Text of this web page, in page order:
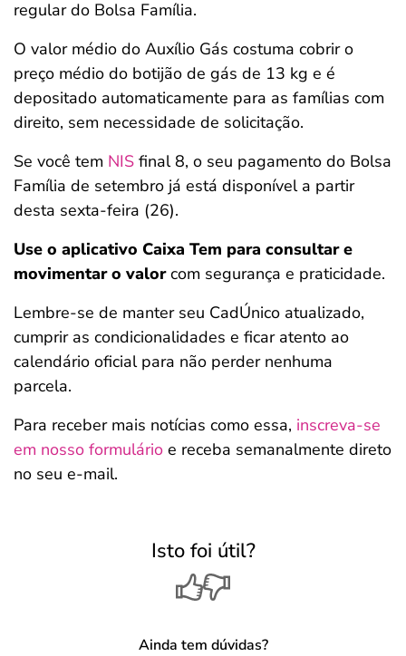
regular do Bolsa Família.
O valor médio do Auxílio Gás costuma cobrir o
preço médio do botijão de gás de 13 kg e é
depositado automaticamente para as famílias com
direito, sem necessidade de solicitação.
Se você tem NIS final 8, o seu pagamento do Bolsa
Família de setembro já está disponível a partir
desta sexta-feira (26).
Use o aplicativo Caixa Tem para consultar e
movimentar o valorcom segurança e praticidade.
Lembre-se de manter seu CadÚnico atualizado,
cumprir as condicionalidades e ficar atento ao
calendário oficial para não perder nenhuma
parcela.
Para receber mais notícias como essa, inscreva-se
em nosso formulário e receba semanalmente direto
no seu e-mail.
Isto foi útil?
Ainda tem dúvidas?